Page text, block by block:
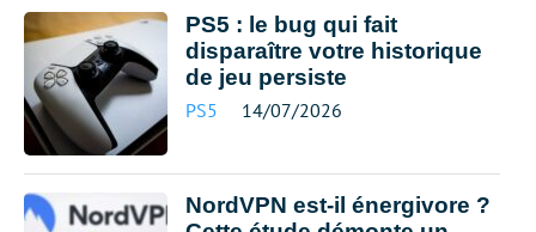
PS5 : le bug qui fait
disparaître votre historique
de jeu persiste
PS5 14/07/2026
NordVPN est-il énergivore ?